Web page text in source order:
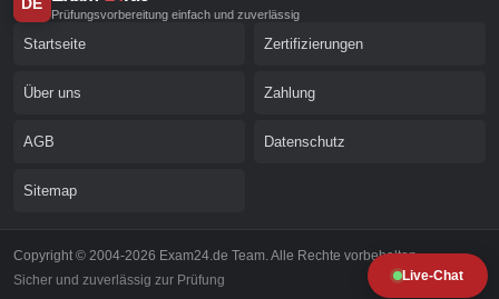
Live-Chat
Prüfungsvorbereitung einfach und zuverlässig
Startseite Zertifizierungen
Über uns Zahlung
AGB Datenschutz
Sitemap
Copyright © 2004-2026 Exam24.de Team. Alle Rechte vorbehalten.
Sicher und zuverlässig zur Prüfung